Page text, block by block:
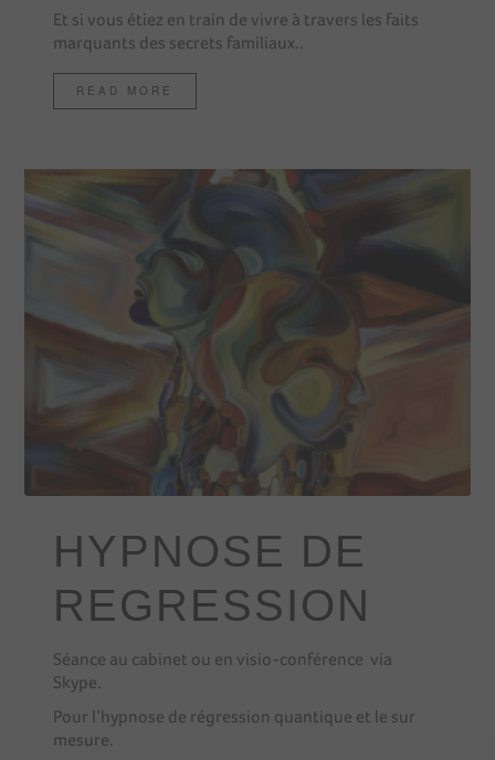
Et si vous étiez en train de vivre à travers les faits
marquants des secrets familiaux..
READ MORE
HYPNOSE DE
REGRESSION
Séance au cabinet ou en visio-conférence via
Skype.
Pour l’hypnose de régression quantique et le sur
mesure.